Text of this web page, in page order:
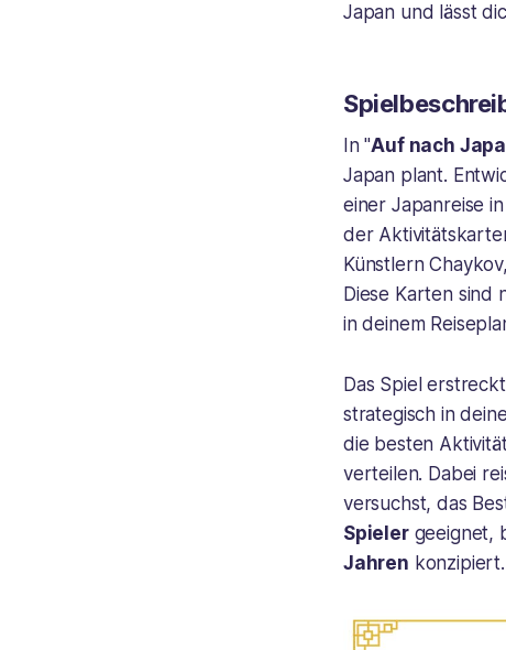
Japan und lässt
In "Auf nach
Japan plant.
einer Japanreise
der
Künstlern
Diese Karten sind
in deinem
Das Spiel
strategisch in
die besten
verteilen. Dabei
versuchst, das
Spielergeeignet,
Jahren konzipiert.